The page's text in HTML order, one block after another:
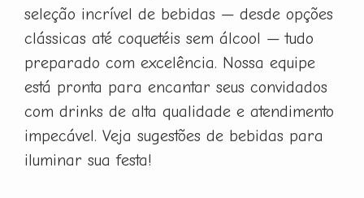
seleção incrível de bebidas — desde opções
clássicas até coquetéis sem álcool — tudo
preparado com excelência. Nossa equipe
está pronta para encantar seus convidados
com drinks de alta qualidade e atendimento
impecável. Veja sugestões de bebidas para
iluminar sua festa!